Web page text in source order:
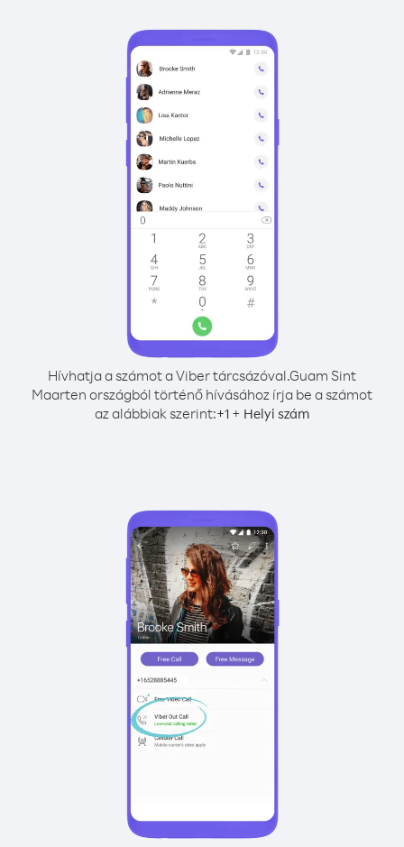
Hívhatja a számot a Viber tárcsázóval.Guam Sint
Maarten országból történő hívásához írja be a számot
az alábbiak szerint:+1 + Helyi szám